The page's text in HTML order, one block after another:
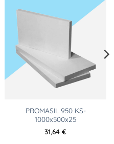
PROMASIL 950 KS-
1000x500x25
31,64 €